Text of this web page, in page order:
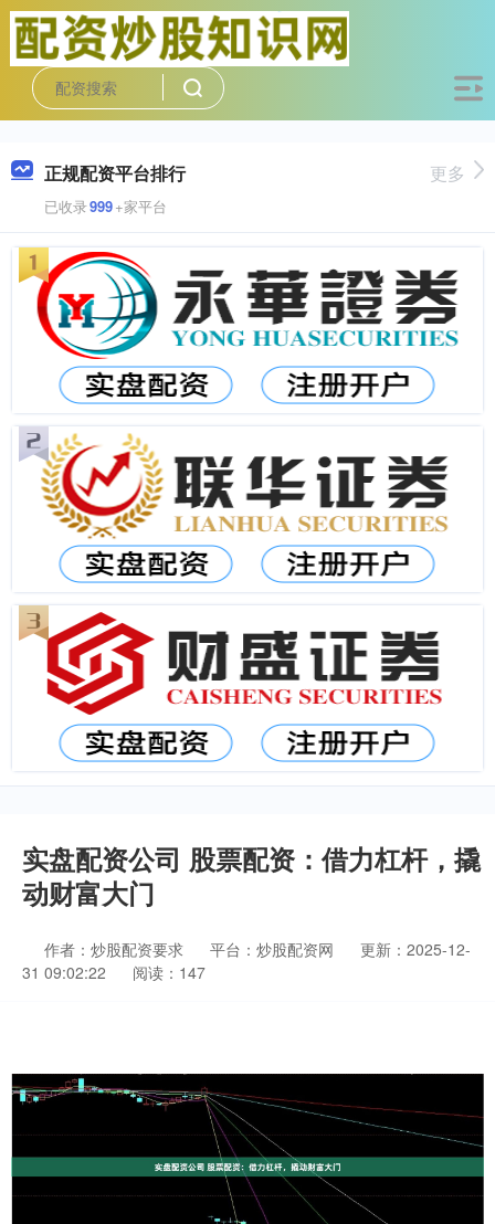
正规配资平台排行
已收录999+家平台
更多
实盘配资公司 股票配资：借力杠杆，撬
动财富大门
作者：炒股配资要求 平台：炒股配资网
更新：2025-12-
31 09:02:22
阅读：147